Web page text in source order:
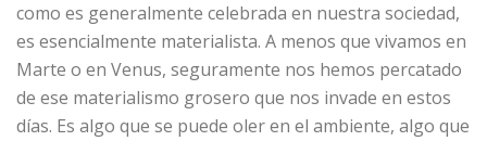
como es generalmente celebrada en nuestra sociedad,
es esencialmente materialista. A menos que vivamos en
Marte o en Venus, seguramente nos hemos percatado
de ese materialismo grosero que nos invade en estos
días. Es algo que se puede oler en el ambiente, algo que